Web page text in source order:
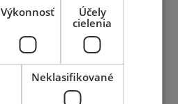
Výkonnosť
Účely
cielenia
Neklasifikované